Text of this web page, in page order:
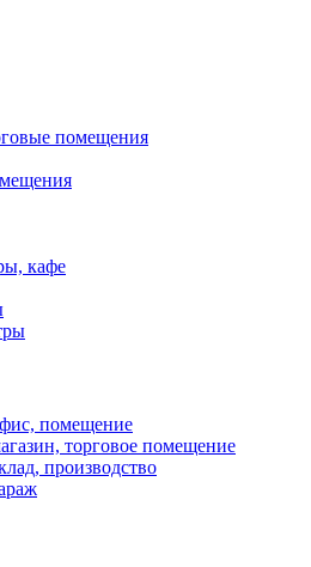
помещения
кафе
помещение
торговое помещение
производство